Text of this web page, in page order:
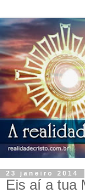
23 janeiro 2014
Eis aí a tua